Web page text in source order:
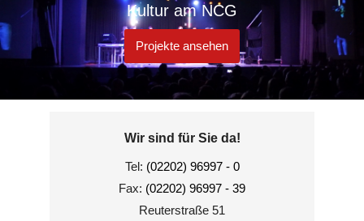
Kultur am NCG
Projekte ansehen
Wir sind für Sie da!
Tel: (02202) 96997 - 0
Fax: (02202) 96997 - 39
Reuterstraße 51